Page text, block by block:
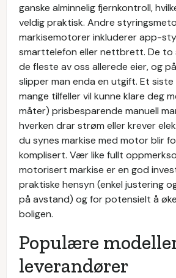
ganske alminnelig fjernkontroll,
veldig praktisk. Andre
markisemotorer inkluderer app-
smarttelefon eller nettbrett. De to
de fleste av oss allerede eier, og
slipper man enda en utgift. Et
mange tilfeller vil kunne klare deg
måter) prisbesparende manuell
hverken drar strøm eller krever
du synes markise med motor blir
komplisert. Vær like fullt
motorisert markise er en god
praktiske hensyn (enkel justering
på avstand) og for potensielt å
boligen.
Populære
leverandører